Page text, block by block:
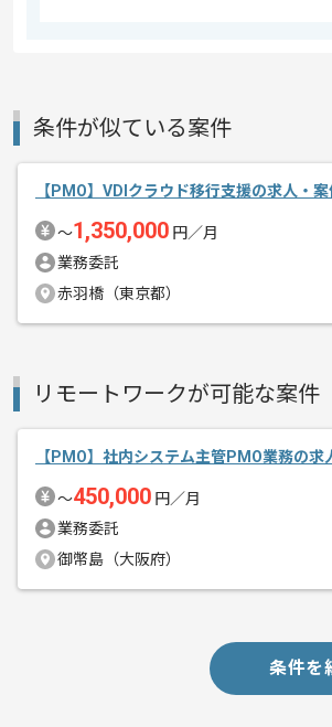
作業開始日
エージェントからのコ
メント
PMOの経験を活
新しいアイディ
スキルアップさ
条件が似ている案件
【PMO】VDIクラウド移行支援の求人・案
〜1,350,000 円／月
業務委託
赤羽橋（東京都）
リモートワークが可能な案件
【PMO】社内システム主管PMO業務の求
〜450,000 円／月
業務委託
御幣島（大阪府）
条件を